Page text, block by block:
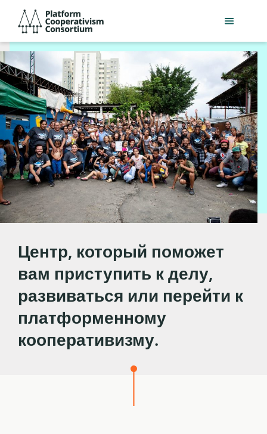
Перейти
основному
содержанию
Consortium
Консорциум
платформенного
кооперативизма
Центр, который поможет
вам приступить к делу,
развиваться или перейти к
платформенному
кооперативизму.